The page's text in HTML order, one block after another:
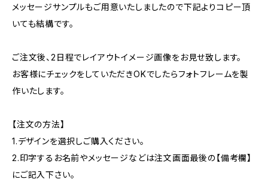
メッセージサンプルもご用意いたしましたので下記よりコピー頂
いても結構です。
ご注文後、2日程でレイアウトイメージ画像をお見せ致します。
お客様にチェックをしていただきOKでしたらフォトフレームを製
作いたします。
【注文の方法】
1.デザインを選択しご購入ください。
2.印字するお名前やメッセージなどは注文画面最後の【備考欄】
にご記入下さい。